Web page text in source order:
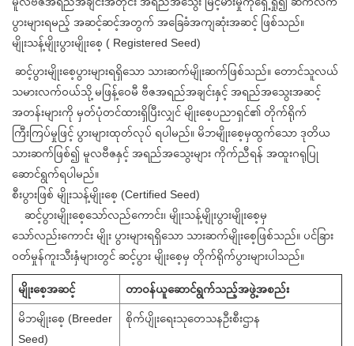
ပွားများရမည့် အဆင့်ဆင့်အတွက် အခြေခံအကျဆုံးအဆင့် ဖြစ်သည်။
မျိုးသန့်မျိုးပွားမျိုးစေ့ ( Registered Seed)
ဆင့်ပွားမျိုးစေ့ပွားများရရှိသော သားဆက်မျိုးဆက်ဖြစ်သည်။ တောင်သူလယ်
သမားလက်ဝယ်သို့ မဖြန့်ဝေမီ ဗီဇအရည်အချင်းနှင့် အရည်အသွေးအဆင့်
အတန်းများကို မှတ်ပုံတင်ထားရှိပြီးလျှင် မျိုးစေ့ပညာရှင်၏ တိုက်ရိုက်
ကြီးကြပ်မှုဖြင့် ပွားများထုတ်လုပ် ရပါမည်။ မိဘမျိုးစေ့မှထွက်သော ဒုတိယ
သားဆက်ဖြစ်၍ မူလဗီဇနှင့် အရည်အသွေးများ ကိုက်ညီရန် အထူးဂရုပြု
ဆောင်ရွက်ရပါမည်။
စီးပွားဖြစ် မျိုးသန့်မျိုးစေ့ (Certified Seed)
ဆင့်ပွားမျိုးစေ့သော်လည်ကောင်း၊ မျိုးသန့်မျိုးပွားမျိုးစေ့မှ
သော်လည်းကောင်း မျိုး ပွားများရရှိသော သားဆက်မျိုးစေ့ဖြစ်သည်။ ပင်ခြား
ဝတ်မှုန်ကူးသီးနှံများတွင် ဆင့်ပွား မျိုးစေ့မှ တိုက်ရိုက်ပွားများပါသည်။
မျိုးစေ့အဆင့် တာဝန်ယူဆောင်ရွက်သည့်အဖွဲ့အစည်း
မိဘမျိုးစေ့ (Breeder
Seed)
စိုက်ပျိုးရေးသုတေသနဦးစီးဌာန